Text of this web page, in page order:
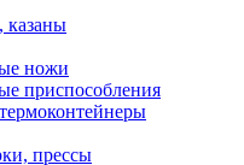
казаны
ножи
приспособления
прессы